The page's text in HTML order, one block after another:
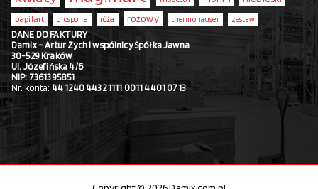
papilart prospona róża różowy thermohauser zestaw
DANE DO FAKTURY
Damix – Artur Zych i wspólnicy Spółka Jawna
30-529 Kraków
Ul. Józefińska 4/6
NIP: 7361395851
Nr. konta: 44 1240 4432 1111 0011 4401 0713